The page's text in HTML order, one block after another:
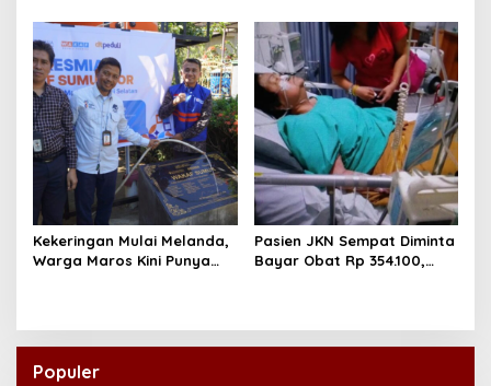
Kekeringan Mulai Melanda,
Warga Maros Kini Punya
Pasien JKN Sempat Diminta
Bayar Obat Rp 354.100,
Populer